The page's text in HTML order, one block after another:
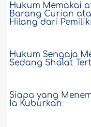
Hukum Memakai
Barang Curian
Hilang dari
Hukum Sengaja
Sedang Shalat
Siapa yang
Ia Kuburkan